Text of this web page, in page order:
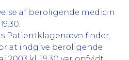
af beroligende medicin
Patientklagenævn finder,
at indgive beroligende